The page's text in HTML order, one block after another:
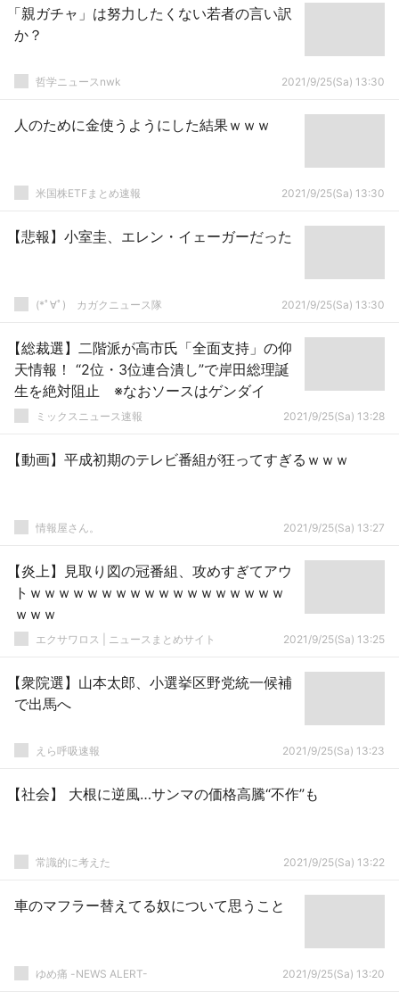
「親ガチャ」は努力したくない若者の言い訳
か？
哲学ニュースnwk 2021/9/25(Sa) 13:30
人のために金使うようにした結果ｗｗｗ
米国株ETFまとめ速報 2021/9/25(Sa) 13:30
【悲報】小室圭、エレン・イェーガーだった
(*ﾟ∀ﾟ)ゞカガクニュース隊 2021/9/25(Sa) 13:30
【総裁選】二階派が高市氏「全面支持」の仰
天情報！ “2位・3位連合潰し”で岸田総理誕
生を絶対阻止 ※なおソースはゲンダイ
ミックスニュース速報 2021/9/25(Sa) 13:28
【動画】平成初期のテレビ番組が狂ってすぎるｗｗｗ
情報屋さん。 2021/9/25(Sa) 13:27
【炎上】見取り図の冠番組、攻めすぎてアウ
トｗｗｗｗｗｗｗｗｗｗｗｗｗｗｗｗｗｗ
ｗｗｗ
エクサワロス | ニュースまとめサイト 2021/9/25(Sa) 13:25
【衆院選】山本太郎、小選挙区野党統一候補
で出馬へ
えら呼吸速報 2021/9/25(Sa) 13:23
【社会】 大根に逆風…サンマの価格高騰“不作”も
常識的に考えた 2021/9/25(Sa) 13:22
車のマフラー替えてる奴について思うこと
ゆめ痛 -NEWS ALERT- 2021/9/25(Sa) 13:20